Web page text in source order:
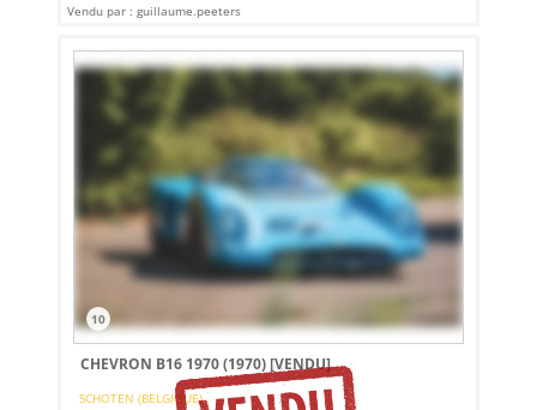
Vendu par : guillaume.peeters
10
CHEVRON B16 1970 (1970)[VENDU]
SCHOTEN (BELGIQUE)